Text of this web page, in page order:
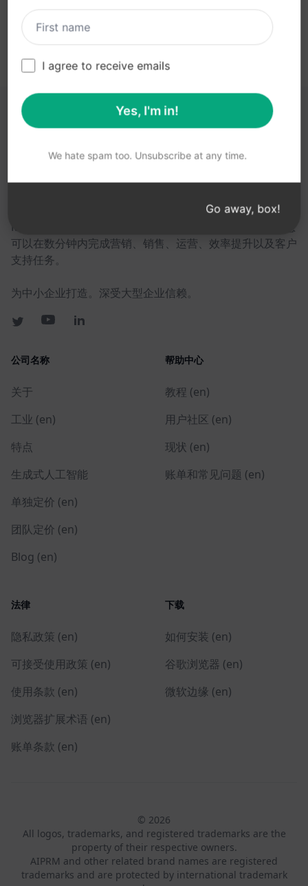
以下链接可能对您有所帮助
AIPRM
词库。借助面向 ChatGPT、Claude、Gemini、
Midjourney、GPT Image 等众多平台的即用型提示词，您
可以在数分钟内完成营销、销售、运营、效率提升以及客户
支持任务。
为中小企业打造。深受大型企业信赖。
公司名称
关于
工业 (en)
特点
生成式人工智能
单独定价 (en)
团队定价 (en)
Blog (en)
帮助中心
教程 (en)
用户社区 (en)
现状 (en)
账单和常见问题 (en)
法律
隐私政策 (en)
可接受使用政策 (en)
使用条款 (en)
浏览器扩展术语 (en)
账单条款 (en)
下载
如何安装 (en)
谷歌浏览器 (en)
微软边缘 (en)
© 2026
All logos, trademarks, and registered trademarks are the
property of their respective owners.
AIPRM and other related brand names are registered
trademarks and are protected by international trademark
I agree to receive emails
Yes, I'm in!
We hate spam too. Unsubscribe at any time.
Go away, box!